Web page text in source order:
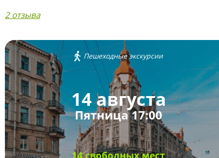
2 отзыва
Пешеходные экскурсии
14 августа
Пятница 17:00